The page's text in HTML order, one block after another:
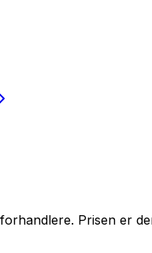
Prisen er